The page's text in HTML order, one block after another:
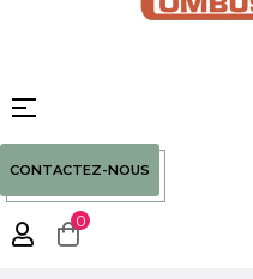
Basculer
☰
CONTACTEZ-NOUS
0